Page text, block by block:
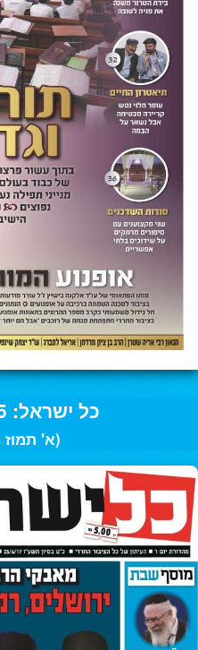
כל ישראל: 25 ליוני 2017
(א' תמוז